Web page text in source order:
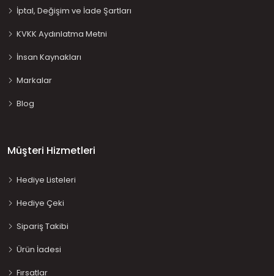
İptal, Değişim ve İade Şartları
KVKK Aydınlatma Metni
İnsan Kaynakları
Markalar
Blog
Müşteri Hizmetleri
Hediye Listeleri
Hediye Çeki
Sipariş Takibi
Ürün İadesi
Fırsatlar